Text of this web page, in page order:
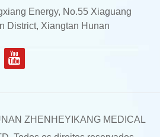
Energy, No.55 Xiaguang
District, Xiangtan Hunan
ZHENHEYIKANG MEDICAL